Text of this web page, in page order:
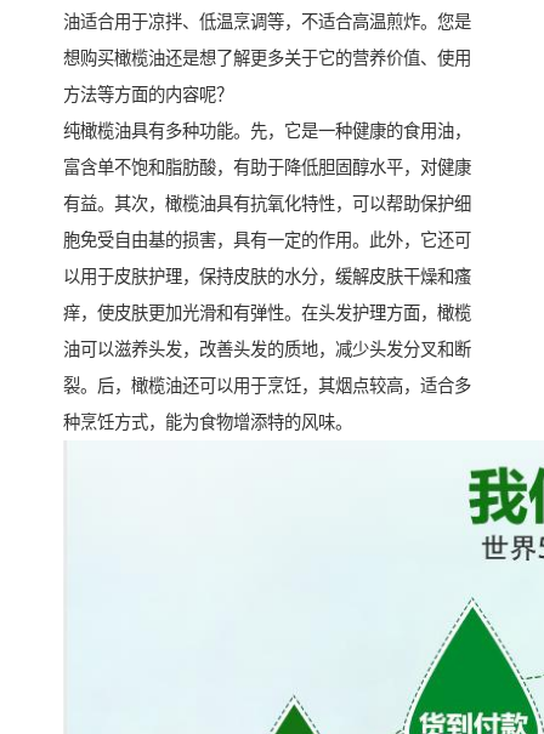
油适合用于凉拌、低温烹调等，不适合高温煎炸。您是
想购买橄榄油还是想了解更多关于它的营养价值、使用
方法等方面的内容呢？
纯橄榄油具有多种功能。先，它是一种健康的食用油，
富含单不饱和脂肪酸，有助于降低胆固醇水平，对健康
有益。其次，橄榄油具有抗氧化特性，可以帮助保护细
胞免受自由基的损害，具有一定的作用。此外，它还可
以用于皮肤护理，保持皮肤的水分，缓解皮肤干燥和瘙
痒，使皮肤更加光滑和有弹性。在头发护理方面，橄榄
油可以滋养头发，改善头发的质地，减少头发分叉和断
裂。后，橄榄油还可以用于烹饪，其烟点较高，适合多
种烹饪方式，能为食物增添特的风味。